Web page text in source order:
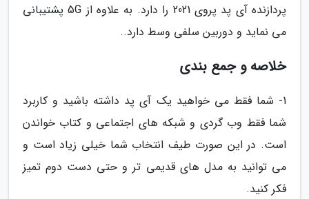
پردازنده آی پد پروی 2021 را دارد. به علاوه از 5G پشتیبانی
می نماید و دوربین سلفی وسط دارد..
خلاصه و جمع بندی
1- شما فقط می خواهید یک آی پد داشته باشید و کاربرد
شما فقط وب گردی و شبکه های اجتماعی و کتاب خواندن
است. در این صورت طیف انتخاب شما خیلی زیاد است و
می توانید به مدل های قدیمی تر و حتی دست دوم تمیز
فکر کنید.